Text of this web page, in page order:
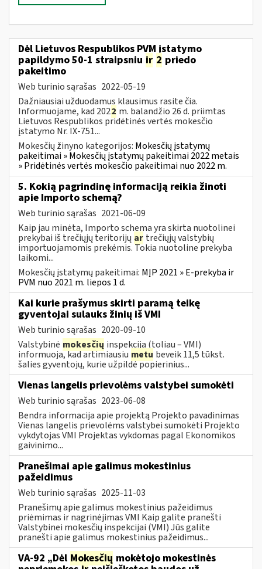
Dėl Lietuvos Respublikos PVM įstatymo
papildymo 50-1 straipsniu ir 2 priedo
pakeitimo
Web turinio sąrašas 2022-05-19
Dažniausiai užduodamus klausimus rasite čia.
Informuojame, kad 2022 m. balandžio 26 d. priimtas
Lietuvos Respublikos pridėtinės vertės mokesčio
įstatymo Nr. IX-751...
Mokesčių žinyno kategorijos: Mokesčių įstatymų
pakeitimai » Mokesčių įstatymų pakeitimai 2022 metais
» Pridėtinės vertės mokesčio pakeitimai nuo 2022 m.
5. Kokią pagrindinę informaciją reikia žinoti
apie Importo schemą?
Web turinio sąrašas 2021-06-09
Kaip jau minėta, Importo schema yra skirta nuotolinei
prekybai iš trečiųjų teritorijų ar trečiųjų valstybių
importuojamomis prekėmis. Tokia nuotoline prekyba
laikomi...
Mokesčių įstatymų pakeitimai: MĮP 2021 » E-prekyba ir
PVM nuo 2021 m. liepos 1 d.
Kai kurie prašymus skirti paramą teikę
gyventojai sulauks žinių iš VMI
Web turinio sąrašas 2020-09-10
Valstybinė mokesčių inspekcija (toliau – VMI)
informuoja, kad artimiausiu metu beveik 11,5 tūkst.
šalies gyventojų, kurie užpildė popierinius...
Vienas langelis prievolėms valstybei sumokėti
Web turinio sąrašas 2023-06-08
Bendra informacija apie projektą Projekto pavadinimas
Vienas langelis prievolėms valstybei sumokėti Projekto
vykdytojas VMI Projektas vykdomas pagal Ekonomikos
gaivinimo...
Pranešimai apie galimus mokestinius
pažeidimus
Web turinio sąrašas 2025-11-03
Pranešimų apie galimus mokestinius pažeidimus
priėmimas ir nagrinėjimas VMI Kaip galite pranešti
Valstybinei mokesčių inspekcijai (VMI) Jūs galite
pranešti apie galimus mokestinius pažeidimus...
VA-92 „Dėl Mokesčių mokėtojo mokestinės